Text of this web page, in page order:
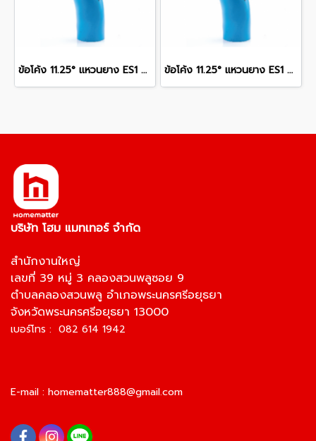
ข้อโค้ง 11.25° แหวนยาง ES1 SCG ขนาด 300 มม. (12 นิ้ว ) ชั้น 13.5 ข้อโค้ง 11.25° แหวนยาง ES1 SCG ขนาด 400 มม. (16 นิ้ว ) ชั้น 13.5
บริษัท โฮม แมทเทอร์ จำกัด
สำนักงานใหญ่
เลขที่ 39 หมู่ 3 คลองสวนพลูซอย 9
ตำบลคลองสวนพลู อำเภอพระนครศรีอยุธยา
จังหวัดพระนครศรีอยุธยา 13000
เบอร์โทร : 082 614 1942
E-mail : homematter888@gmail.com